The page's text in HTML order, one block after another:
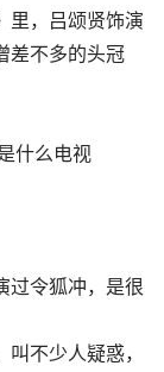
里，吕颂贤饰演
差不多的头冠
过令狐冲，是很
不少人疑惑，